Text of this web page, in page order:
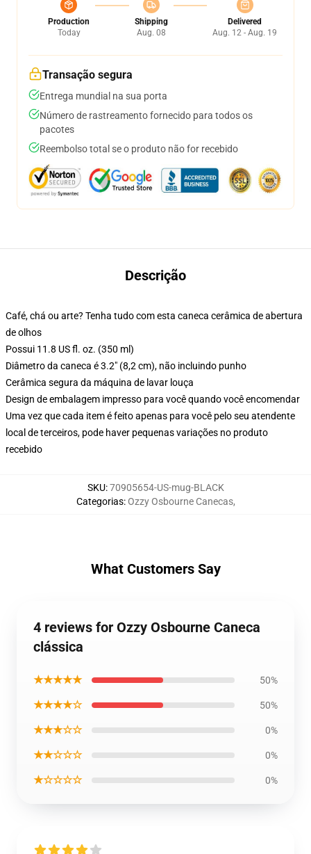
Production
Today
Shipping
Aug. 08
Delivered
Aug. 12 - Aug. 19
Transação segura
Entrega mundial na sua porta
Número de rastreamento fornecido para todos os
pacotes
Reembolso total se o produto não for recebido
Descrição
Café, chá ou arte? Tenha tudo com esta caneca cerâmica de abertura
de olhos
Possui 11.8 US fl. oz. (350 ml)
Diâmetro da caneca é 3.2" (8,2 cm), não incluindo punho
Cerâmica segura da máquina de lavar louça
Design de embalagem impresso para você quando você encomendar
Uma vez que cada item é feito apenas para você pelo seu atendente
local de terceiros, pode haver pequenas variações no produto
recebido
SKU:70905654-US-mug-BLACK
Categorias:Ozzy Osbourne Canecas,
What Customers Say
4 reviews for Ozzy Osbourne Caneca
clássica
★★★★★ 50%
★★★★☆ 50%
★★★☆☆ 0%
★★☆☆☆ 0%
★☆☆☆☆ 0%